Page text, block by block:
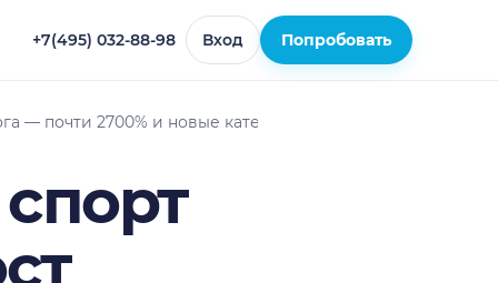
+7(495) 032-88-98 Вход Попробовать
— почти 2700% и новые категории